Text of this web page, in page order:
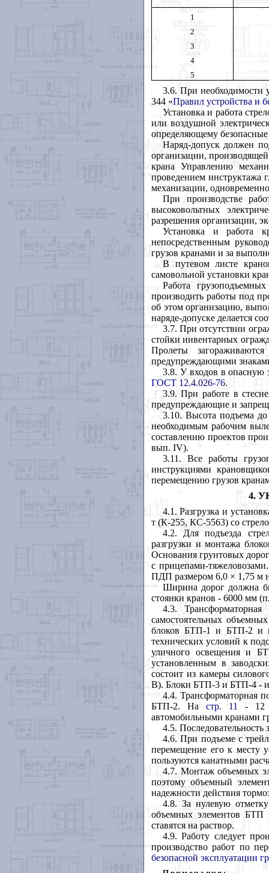
1
2
3
4
5
3.6. При необходимости
344 «Правил устройства и
Установка и работа
или воздушной
определяющему
Наряд-допуск должен
организации,
крана Управлению
проведением
механизации,
При производстве
высоковольтных
разрешения организации,
Установка и работа
непосредственным
грузов кранами и за
В путевом листе
самовольной установки
Работа
производить работы под
об этом организацию,
наряде-допуске делается
3.7. При отсутствии
стойки инвентарных
Пролеты
предупреждающими
3.8. У входов в опасную
ГОСТ 12.4.026-76.
3.9. При работе в
предупреждающие и
3.10. Высота подъема
необходимым рабочим
составлению проектов
вып. IV).
3.11. Все работы
инструкциями
перемещению грузов
4.
4.1. Разгрузка и
т (К-255, КС-5563) со
4.2. Для подъезда
разгрузки и монтажа
Основания грунтовых
с прицепами-
ПДП размером 6,0 × 1,75 м
Ширина дорог должна
стоянки кранов - 6000 мм
4.3.
самостоятельных
блоков БТП-1 и БТП-2 и
технических условий к
уличного освещения и
установленным в
состоит из камеры
В). Блоки БТП-3 и БТП-4 -
4.4. Трансформаторная
БТП-2. Настр. 11
- 12
автомобильными кранами
4.5.
4.6. При подъеме с
перемещение его к месту
пользуются канатными
4.7. Монтаж объемных
поэтому объемный
надежности действия
4.8. За нулевую
объемных элементов БТП
ставятся на раствор.
4.9. Работу следует
производство работ по
безопасной эксплуатации